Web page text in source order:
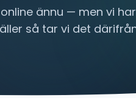
Truckar
ännu — men vi
så tar vi det